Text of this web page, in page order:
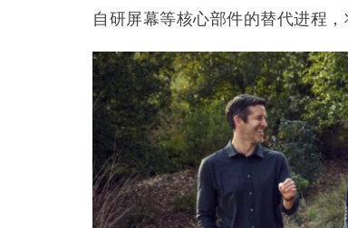
自研屏幕等核心部件的替代进程